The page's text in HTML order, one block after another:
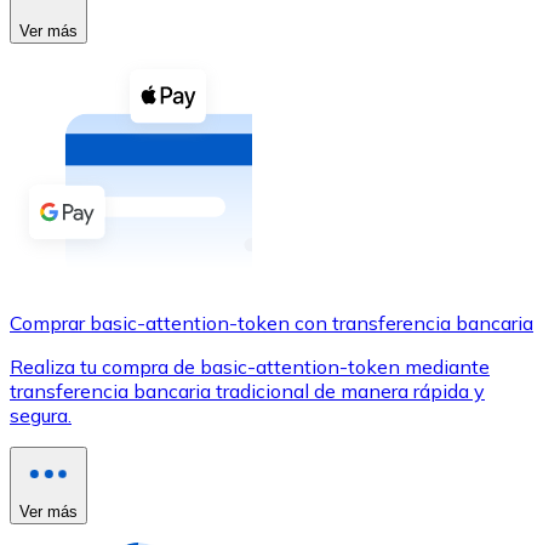
Comprar con efectivo
Añade fondos a tu cuenta Bitnovo o realiza compras
Tarjeta de crédito / débito
Tienda - Tarjetas regalo
Nuevo
Compra tarjetas regalo de tus marcas favoritas con
Ver más
Comprar basic-attention-token con transferencia bancaria
Realiza tu compra de basic-attention-token mediante
transferencia bancaria tradicional de manera rápida y
segura.
Ver más